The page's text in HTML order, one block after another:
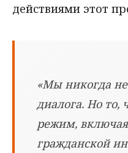
действиями этот
«Мы никогда
диалога. Но то,
режим,
гражданской